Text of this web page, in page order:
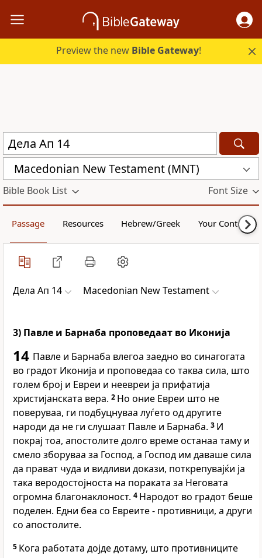
Preview the new Bible Gateway!
Macedonian New Testament (MNT)
Bible Book List Font Size
Passage Resources Hebrew/Greek Your Content
Дела Ап 14 Macedonian New Testament
3) Павле и Барнаба проповедаат во Иконија
14 Павле и Барнаба влегоа заедно во синагогата
во градот Иконија и проповедаа со таква сила, што
голем број и Евреи и неевреи ја прифатија
христијанската вера. 2 Но оние Евреи што не
поверуваа, ги подбуцнуваа луѓето од другите
народи да не ги слушаат Павле и Барнаба. 3 И
покрај тоа, апостолите долго време останаа таму и
смело зборуваа за Господ, а Господ им даваше сила
да прават чуда и видливи докази, поткрепувајќи ја
така веродостојноста на пораката за Неговата
огромна благонаклоност. 4 Народот во градот беше
поделен. Едни беа со Евреите - противници, а други
со апостолите.
5 Кога работата дојде дотаму, што противниците